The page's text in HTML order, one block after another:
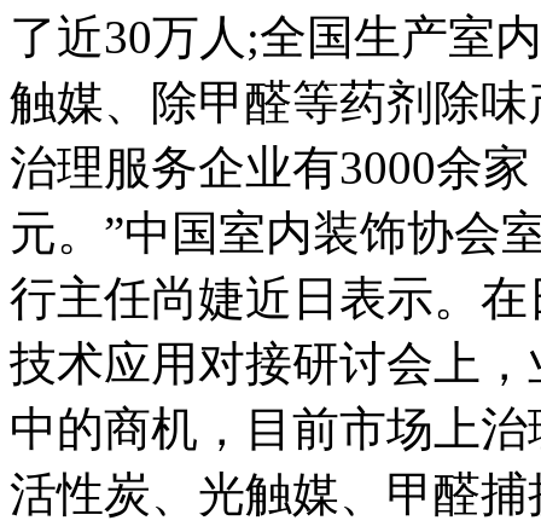
了近30万人;全国生产室
触媒、除甲醛等药剂除
治理服务企业有3000余
元。”中国室内装饰协会
行主任尚婕近日表示。
技术应用对接研讨会上
中的商机，目前市场上
活性炭、光触媒、甲醛